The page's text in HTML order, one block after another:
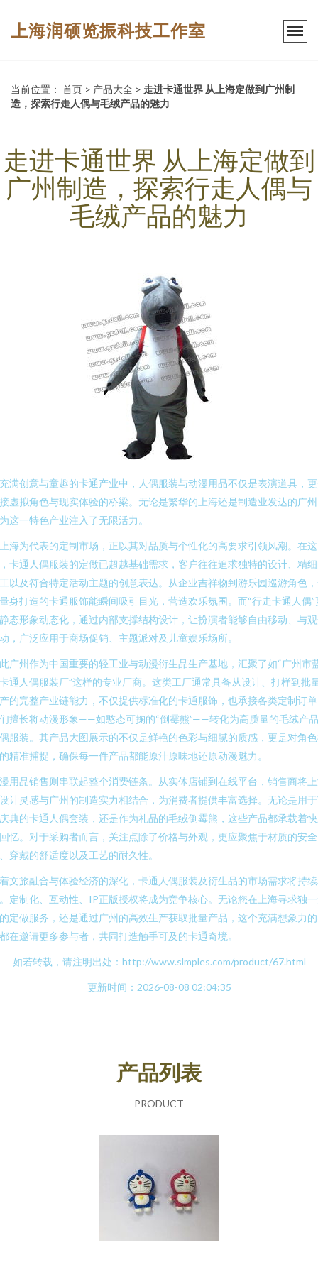
上海润硕览振科技工作室
当前位置： 首页 > 产品大全 > 走进卡通世界 从上海定做到广州制
造，探索行走人偶与毛绒产品的魅力
走进卡通世界 从上海定做到
广州制造，探索行走人偶与
毛绒产品的魅力
满创意与童趣的卡通产业中，人偶服装与动漫用品不仅是表演道具，
虚拟角色与现实体验的桥梁。无论是繁华的上海还是制造业发达的广
这一特色产业注入了无限活力。
海为代表的定制市场，正以其对品质与个性化的高要求引领风潮。在这
卡通人偶服装的定做已超越基础需求，客户往往追求独特的设计、精
以及符合特定活动主题的创意表达。从企业吉祥物到游乐园巡游角色
身打造的卡通服饰能瞬间吸引目光，营造欢乐氛围。而“行走卡通人偶”
态形象动态化，通过内部支撑结构设计，让扮演者能够自由移动、与
，广泛应用于商场促销、主题派对及儿童娱乐场所。
广州作为中国重要的轻工业与动漫衍生品生产基地，汇聚了如“广州市
通人偶服装厂”这样的专业厂商。这类工厂通常具备从设计、打样到批
的完整产业链能力，不仅提供标准化的卡通服饰，也承接各类定制订
擅长将动漫形象——如憨态可掬的“倒霉熊”——转化为高质量的毛绒产
服装。其产品大图展示的不仅是鲜艳的色彩与细腻的质感，更是对角
精准捕捉，确保每一件产品都能原汁原味地还原动漫魅力。
用品销售则串联起整个消费链条。从实体店铺到在线平台，销售商将
计灵感与广州的制造实力相结合，为消费者提供丰富选择。无论是用
典的卡通人偶套装，还是作为礼品的毛绒倒霉熊，这些产品都承载着
忆。对于采购者而言，关注点除了价格与外观，更应聚焦于材质的安全
穿戴的舒适度以及工艺的耐久性。
文旅融合与体验经济的深化，卡通人偶服装及衍生品的市场需求将持
定制化、互动性、IP正版授权将成为竞争核心。无论您在上海寻求独
定做服务，还是通过广州的高效生产获取批量产品，这个充满想象力
在邀请更多参与者，共同打造触手可及的卡通奇境。
如若转载，请注明出处：http://www.slmples.com/product/67.html
更新时间：2026-08-08 02:04:35
产品列表
PRODUCT